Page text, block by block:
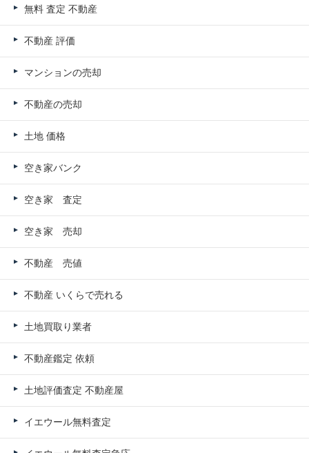
無料 査定 不動産
不動産 評価
マンションの売却
不動産の売却
土地 価格
空き家バンク
空き家 査定
空き家 売却
不動産 売値
不動産 いくらで売れる
土地買取り業者
不動産鑑定 依頼
土地評価査定 不動産屋
イエウール無料査定